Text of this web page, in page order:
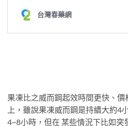
果凍比之威而鋼起效時間更快、
上，雖說果凍威而鋼是持續大約4
4~8小時，但在 某些情況下比如突